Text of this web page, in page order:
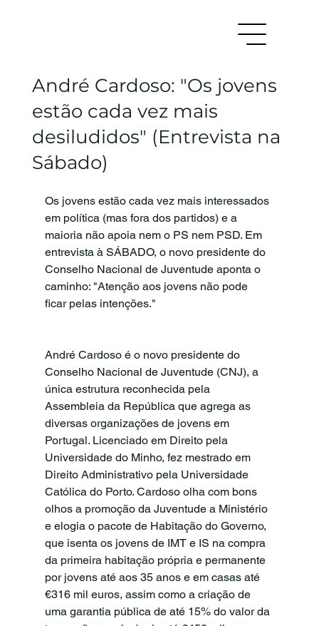
André Cardoso: "Os jovens
estão cada vez mais
desiludidos" (Entrevista na
Sábado)
Os jovens estão cada vez mais interessados
em política (mas fora dos partidos) e a
maioria não apoia nem o PS nem PSD. Em
entrevista à SÁBADO, o novo presidente do
Conselho Nacional de Juventude aponta o
caminho: "Atenção aos jovens não pode
ficar pelas intenções."
André Cardoso é o novo presidente do
Conselho Nacional de Juventude (CNJ), a
única estrutura reconhecida pela
Assembleia da República que agrega as
diversas organizações de jovens em
Portugal. Licenciado em Direito pela
Universidade do Minho, fez mestrado em
Direito Administrativo pela Universidade
Católica do Porto. Cardoso olha com bons
olhos a promoção da Juventude a Ministério
e elogia o pacote de Habitação do Governo,
que isenta os jovens de IMT e IS na compra
da primeira habitação própria e permanente
por jovens até aos 35 anos e em casas até
€316 mil euros, assim como a criação de
uma garantia pública de até 15% do valor da